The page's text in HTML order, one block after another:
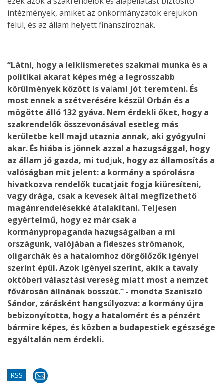
intézmények, amiket az önkormányzatok erejükön
felül, és az állam helyett finanszíroznak.
“Látni, hogy a lelkiismeretes szakmai munka és a
politikai akarat képes még a legrosszabb
körülmények között is valami jót teremteni. És
most ennek a szétverésére készül Orbán és a
mögötte álló 132 gyáva. Nem érdekli őket, hogy a
szakrendelők összevonásával esetleg más
kerületbe kell majd utaznia annak, aki gyógyulni
akar. És hiába is jönnek azzal a hazugsággal, hogy
az állam jó gazda, mi tudjuk, hogy az államosítás a
valóságban mit jelent: a kormány a spórolásra
hivatkozva rendelők tucatjait fogja kiüresíteni,
vagy drága, csak a kevesek által megfizethető
magánrendelésekké átalakítani. Teljesen
egyértelmű, hogy ez már csak a
kormánypropaganda hazugságaiban a mi
országunk, valójában a fideszes strómanok,
oligarchák és a hatalomhoz dörgölőzők igényei
szerint épül. Azok igényei szerint, akik a tavaly
októberi választási vereség miatt most a nemzet
fővárosán állnának bosszút.” - mondta Szaniszló
Sándor, zárásként hangsúlyozva: a kormány újra
bebizonyította, hogy a hatalomért és a pénzért
bármire képes, és közben a budapestiek egészsége
egyáltalán nem érdekli.
RSS